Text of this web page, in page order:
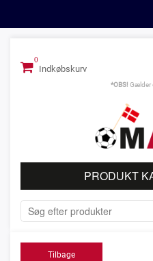
Indkøbskurv
*OBS! Gælder
PRODUKT
Tilbage